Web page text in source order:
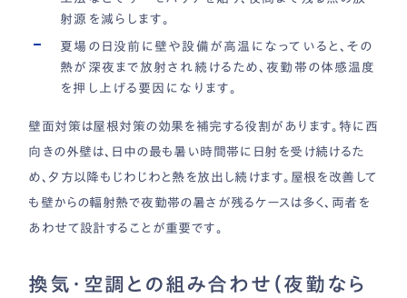
射源を減らします。
夏場の日没前に壁や設備が高温になっていると、その
熱が深夜まで放射され続けるため、夜勤帯の体感温度
を押し上げる要因になります。
壁面対策は屋根対策の効果を補完する役割があります。特に西
向きの外壁は、日中の最も暑い時間帯に日射を受け続けるた
め、夕方以降もじわじわと熱を放出し続けます。屋根を改善して
も壁からの輻射熱で夜勤帯の暑さが残るケースは多く、両者を
あわせて設計することが重要です。
換気・空調との組み合わせ（夜勤なら